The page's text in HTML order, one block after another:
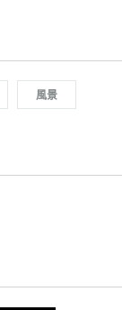
風景